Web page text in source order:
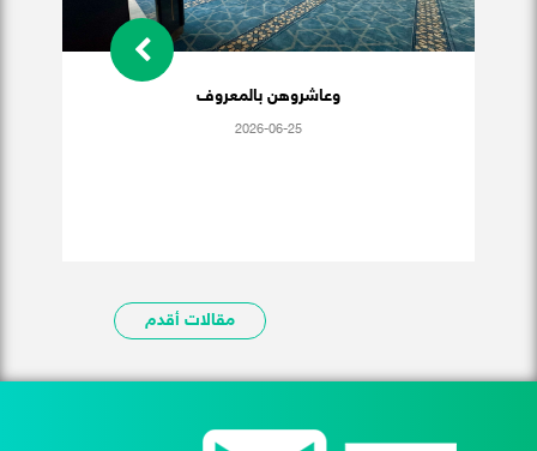
وعاشروهن بالمعروف
2026-06-25
مقالات أقدم